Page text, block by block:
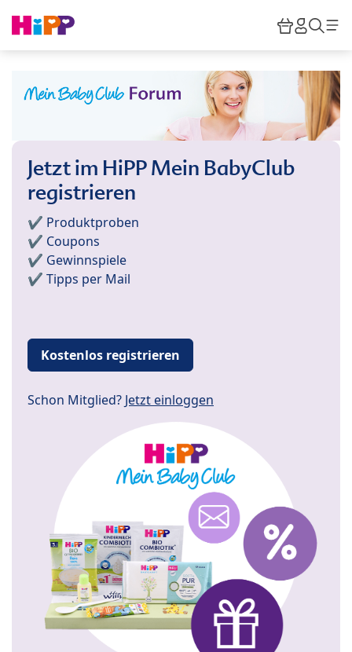
HiPP
Jetzt im HiPP Mein BabyClub
registrieren
✔️ Produktproben
✔️ Coupons
✔️ Gewinnspiele
✔️ Tipps per Mail
Kostenlos registrieren
Schon Mitglied? Jetzt einloggen